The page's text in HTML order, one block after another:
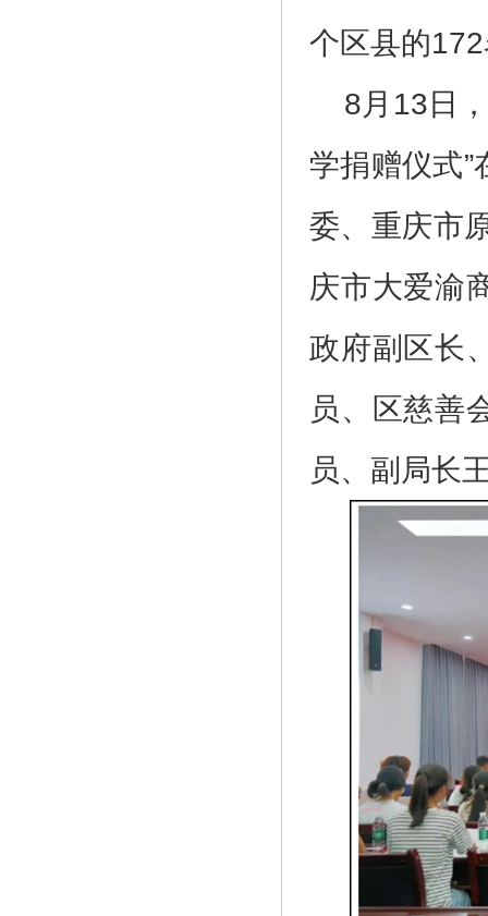
个区县的
8月13日
学捐赠仪式
委、重庆市
庆市大爱渝
政府副区长
员、区慈善
员、副局长